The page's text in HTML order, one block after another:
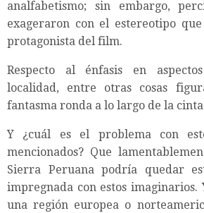
analfabetismo; sin embargo,
exageraron con el estereotipo
protagonista del film.
Respecto al énfasis en
localidad, entre otras cosas
fantasma ronda a lo largo de la
Y ¿cuál es el problema con
mencionados? Que
Sierra Peruana podría quedar
impregnada con estos imaginarios.
una región europea o